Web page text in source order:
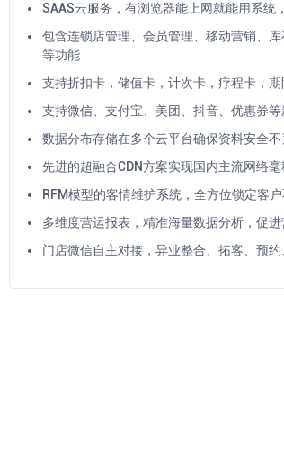
SAAS云服务，有浏览器能上网就能用系统
包含连锁店管理、会员管理、移动营销、
等功能
支持折扣卡，储值卡，计次卡，疗程卡，
支持微信、支付宝、美团、抖音、优惠券
数据分布存储在多个云平台确保资料安全不
先进的超融合CDN方案实现国内主流网络毫
RFM模型的客情维护系统，全方位锁定客
多维度营运报表，精准海量数据分析，促
门店微信自主对接，异业整合、拓客、预